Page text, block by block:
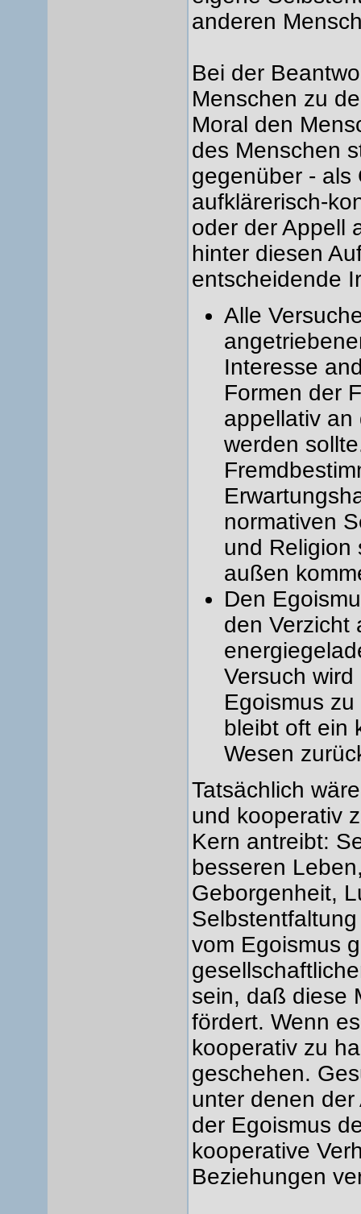
anderen
Bei der
Menschen zu
Moral den
des Menschen
gegenüber - als
aufklärerisch-
oder der Appell
hinter diesen
entscheidende
Alle
Interesse
Formen der
appellativ an
werden
normativen
und Religion
außen
Den
den Verzicht
Versuch
Egoismus
bleibt oft ein
Wesen
Tatsächlich
und kooperativ
Kern antreibt:
besseren
Geborgenheit,
vom Egoismus
sein, daß diese
fördert. Wenn
kooperativ zu
geschehen.
unter denen
der Egoismus
kooperative
Beziehungen